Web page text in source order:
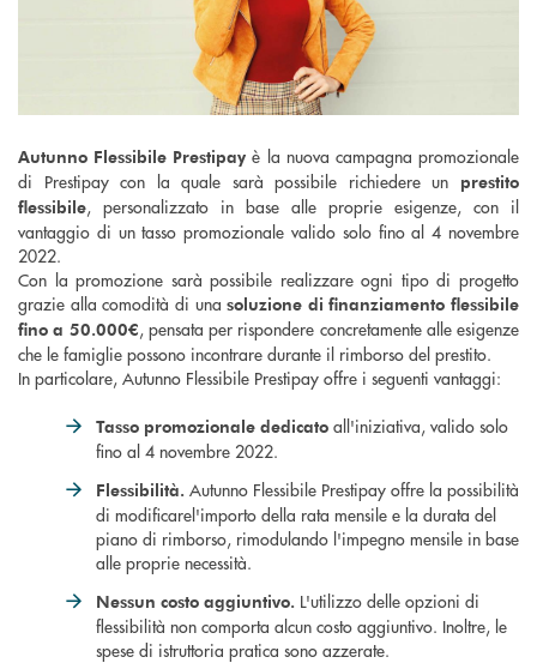
Autunno Flessibile Prestipay è la nuova campagna promozionale
di Prestipay con la quale sarà possibile richiedere un prestito
flessibile, personalizzato in base alle proprie esigenze, con il
vantaggio di un tasso promozionale valido solo fino al 4 novembre
2022.
Con la promozione sarà possibile realizzare ogni tipo di progetto
grazie alla comodità di unasoluzione di finanziamento flessibile
fino a 50.000€, pensata per rispondere concretamente alle esigenze
che le famiglie possono incontrare durante il rimborso del prestito.
In particolare, Autunno Flessibile Prestipay offre i seguenti vantaggi:
Tasso promozionale dedicato all'iniziativa, valido solo
fino al 4 novembre 2022.
Flessibilità. Autunno Flessibile Prestipay offre la possibilità
di modificarel'importo della rata mensile e la durata del
piano di rimborso, rimodulando l'impegno mensile in base
alle proprie necessità.
Nessun costo aggiuntivo. L'utilizzo delle opzioni di
flessibilità non comporta alcun costo aggiuntivo. Inoltre, le
spese di istruttoria pratica sono azzerate.